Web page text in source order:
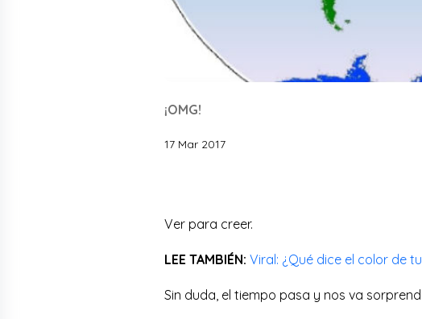
¡OMG!
17 Mar 2017
Ver para creer.
LEE TAMBIÉN: Viral: ¿Qué dice el color de
Sin duda, el tiempo pasa y nos va